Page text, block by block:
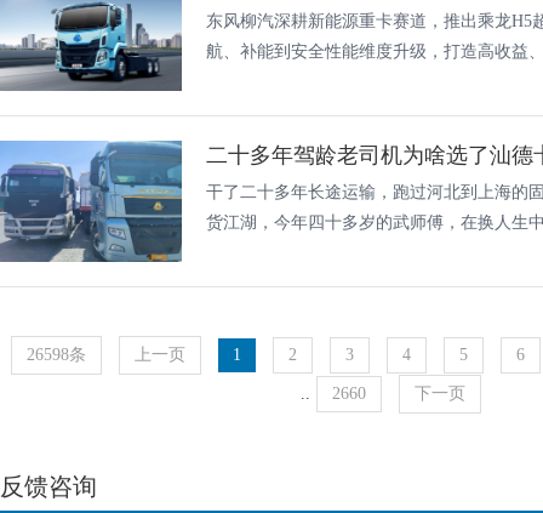
东风柳汽深耕新能源重卡赛道，推出乘龙H5
航、补能到安全性能维度升级，打造高收益
二十多年驾龄老司机为啥选了汕德
干了二十多年长途运输，跑过河北到上海的
货江湖，今年四十多岁的武师傅，在换人生
26598条 上一页 1 2 3 4 5 6
.. 2660 下一页
反馈咨询